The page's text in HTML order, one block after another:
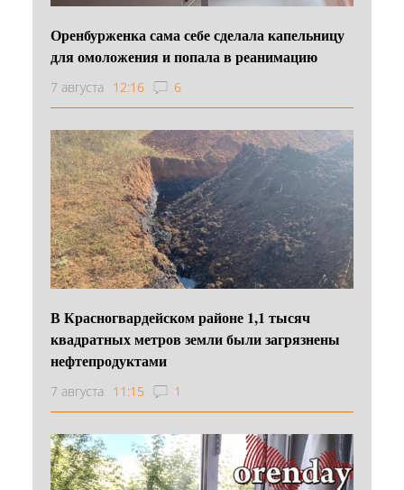
Оренбурженка сама себе сделала капельницу
для омоложения и попала в реанимацию
7 августа 12:16 6
В Красногвардейском районе 1,1 тысяч
квадратных метров земли были загрязнены
нефтепродуктами
7 августа 11:15 1